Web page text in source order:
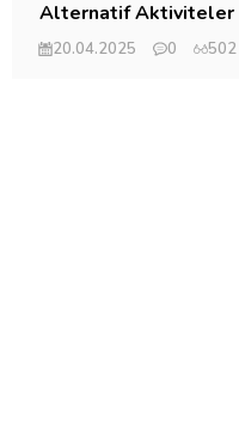
Alternatif Aktiviteler
ve Gezilecek Yerler
20.04.2025 0 502